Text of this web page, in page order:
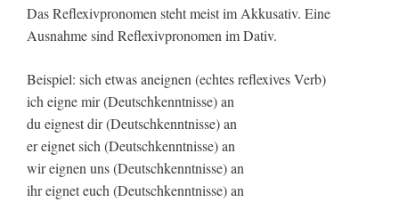
Das Reflexivpronomen steht meist im Akkusativ. Eine
Ausnahme sind Reflexivpronomen im Dativ.
Beispiel: sich etwas aneignen (echtes reflexives Verb)
ich eigne mir (Deutschkenntnisse) an
du eignest dir (Deutschkenntnisse) an
er eignet sich (Deutschkenntnisse) an
wir eignen uns (Deutschkenntnisse) an
ihr eignet euch (Deutschkenntnisse) an